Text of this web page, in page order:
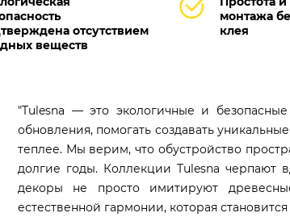
отсутствием
веществ
монтажа
клея
"Tulesna — это экологичные и
обновления, помогать создавать
теплее. Мы верим, что обустройство
долгие годы. Коллекции Tulesna черпают
декоры не просто имитируют
естественной гармонии, которая